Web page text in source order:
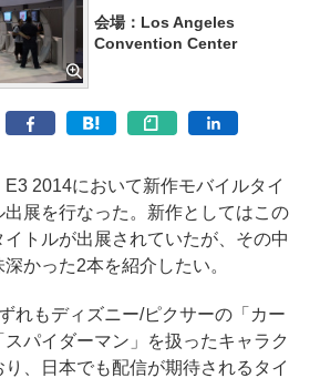
会場：Los Angeles
Convention Center
2014において新作モバイルタイ
出展を行なった。新作としてはこの
トルが出展されていたが、その中
かった2本を紹介したい。
れもディズニー/ピクサーの「カー
パイダーマン」を扱ったキャラク
、日本でも配信が期待されるタイ